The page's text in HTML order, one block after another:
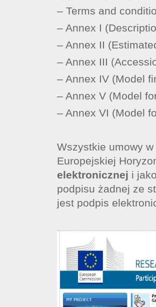
– Terms and
– Annex I
– Annex II
– Annex III
– Annex IV (Model
– Annex V (Model
– Annex VI (Model
Wszystkie umowy
Europejskiej
elektronicznej i
podpisu żadnej ze
jest podpis